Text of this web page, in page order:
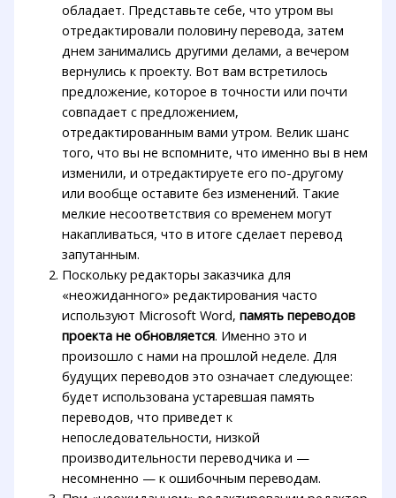
обладает. Представьте себе, что утром вы
отредактировали половину перевода, затем
днем занимались другими делами, а вечером
вернулись к проекту. Вот вам встретилось
предложение, которое в точности или почти
совпадает с предложением,
отредактированным вами утром. Велик шанс
того, что вы не вспомните, что именно вы в нем
изменили, и отредактируете его по-другому
или вообще оставите без изменений. Такие
мелкие несоответствия со временем могут
накапливаться, что в итоге сделает перевод
запутанным.
Поскольку редакторы заказчика для
«неожиданного» редактирования часто
используют Microsoft Word,память переводов
проекта не обновляется. Именно это и
произошло с нами на прошлой неделе. Для
будущих переводов это означает следующее:
будет использована устаревшая память
переводов, что приведет к
непоследовательности, низкой
производительности переводчика и —
несомненно — к ошибочным переводам.